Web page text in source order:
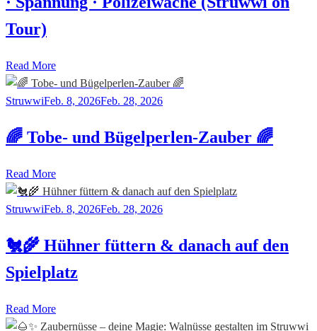
Tour)
Read More
StruwwiFeb. 8, 2026Feb. 28, 2026
🌈 Tobe- und Bügelperlen-Zauber 🌈
Read More
StruwwiFeb. 8, 2026Feb. 28, 2026
🐔🌾 Hühner füttern & danach auf den
Spielplatz
Read More